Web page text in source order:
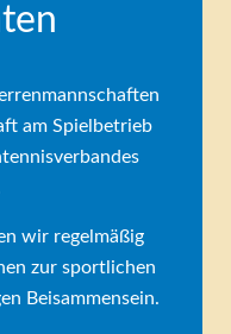
am Spielbetrieb
wir regelmäßig
zur sportlichen
Beisammensein.